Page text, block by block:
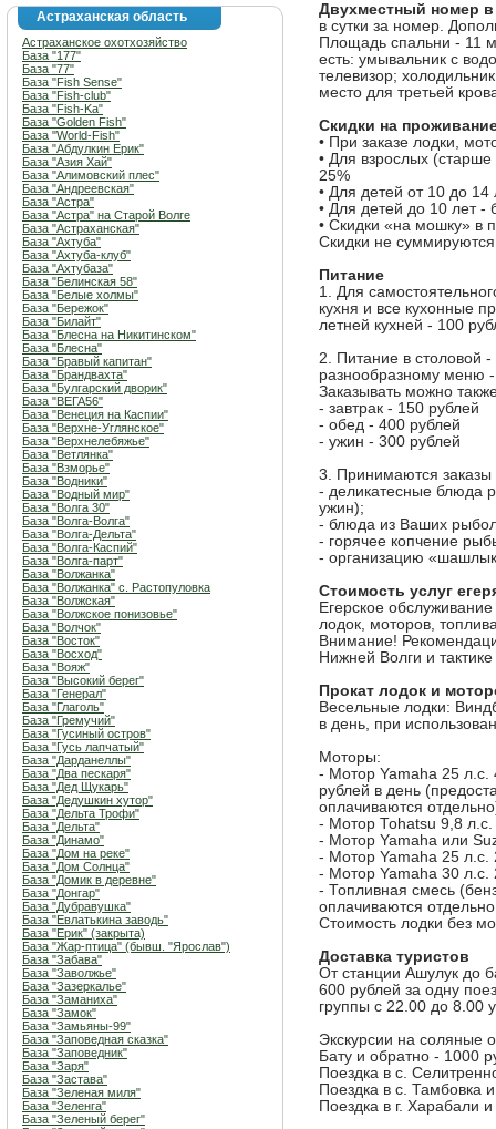
Астраханская область
Астраханское охотхозяйство
База "177"
База "77"
База "Fish Sense"
База "Fish-club"
База "Fish-Ka"
База "Golden Fish"
База "World-Fish"
База "Абдулкин Ерик"
База "Азия Хай"
База "Алимовский плес"
База "Андреевская"
База "Астра"
База "Астра" на Старой Волге
База "Астраханская"
База "Ахтуба"
База "Ахтуба-клуб"
База "Ахтубаза"
База "Белинская 58"
База "Белые холмы"
База "Бережок"
База "Билайт"
База "Блесна на Никитинском"
База "Блесна"
База "Бравый капитан"
База "Брандвахта"
База "Булгарский дворик"
База "ВЕГА56"
База "Венеция на Каспии"
База "Верхне-Углянское"
База "Верхнелебяжье"
База "Ветлянка"
База "Взморье"
База "Водники"
База "Водный мир"
База "Волга 30"
База "Волга-Волга"
База "Волга-Дельта"
База "Волга-Каспий"
База "Волга-парт"
База "Волжанка"
База "Волжанка" с. Растопуловка
База "Волжская"
База "Волжское понизовье"
База "Волчок"
База "Восток"
База "Восход"
База "Вояж"
База "Высокий берег"
База "Генерал"
База "Глаголь"
База "Гремучий"
База "Гусиный остров"
База "Гусь лапчатый"
База "Дарданеллы"
База "Два пескаря"
База "Дед Щукарь"
База "Дедушкин хутор"
База "Дельта Трофи"
База "Дельта"
База "Динамо"
База "Дом на реке"
База "Дом Солнца"
База "Домик в деревне"
База "Донгар"
База "Дубравушка"
База "Евлатькина заводь"
База "Ерик" (закрыта)
База "Жар-птица" (бывш. "Ярослав")
База "Забава"
База "Заволжье"
База "Зазеркалье"
База "Заманиха"
База "Замок"
База "Замьяны-99"
База "Заповедная сказка"
База "Заповедник"
База "Заря"
База "Застава"
База "Зеленая миля"
База "Зеленга"
База "Зеленый берег"
Двухместный номер
в сутки за номер.
Площадь спальни - 11
есть: умывальник с
телевизор;
место для третьей
Скидки на
• При заказе лодки,
• Для взрослых
25%
• Для детей от 10 до 14
• Для детей до 10 лет -
• Скидки «на мошку» в
Скидки не
Питание
1. Для
кухня и все кухонные
летней кухней - 100
2. Питание в столовой
разнообразному меню -
Заказывать можно
- завтрак - 150 рублей
- обед - 400 рублей
- ужин - 300 рублей
3. Принимаются заказы
- деликатесные блюда
ужин);
- блюда из Ваших
- горячее копчение
- организацию
Стоимость услуг
Егерское
лодок, моторов,
Внимание!
Нижней Волги и
Прокат лодок и
Весельные лодки:
в день, при
Моторы:
- Мотор Yamaha 25 л.с.
рублей в день
оплачиваются
- Мотор Tohatsu 9,8 л.с.
- Мотор Yamaha или
- Мотор Yamaha 25 л.с.
- Мотор Yamaha 30 л.с.
- Топливная смесь
оплачиваются
Стоимость лодки без
Доставка туристов
От станции Ашулук до
600 рублей за одну
группы с 22.00 до 8.00
Экскурсии на соляные
Бату и обратно - 1000
Поездка в с.
Поездка в с. Тамбовка
Поездка в г. Харабали